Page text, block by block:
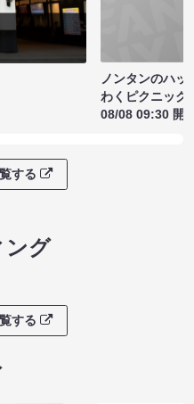
ノンタンのハッ
わくピクニック
08/08 09:30 開
する
ング
する